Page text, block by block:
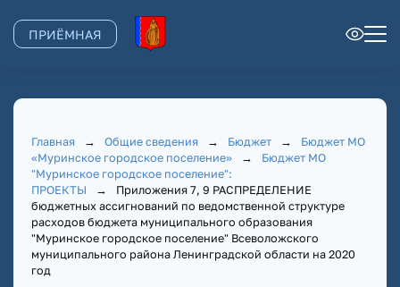
ПРИЁМНАЯ
Главная → Общие сведения → Бюджет →
Бюджет МО
«Муринское городское поселение»
→
Бюджет МО
"Муринское городское поселение":
ПРОЕКТЫ
→
Приложения 7, 9 РАСПРЕДЕЛЕНИЕ
бюджетных ассигнований по ведомственной структуре
расходов бюджета муниципального образования
"Муринское городское поселение" Всеволожского
муниципального района Ленинградской области на 2020
год